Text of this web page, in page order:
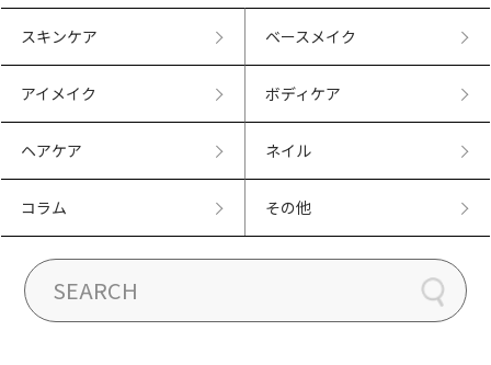
スキンケア ベースメイク
アイメイク ボディケア
ヘアケア ネイル
コラム その他